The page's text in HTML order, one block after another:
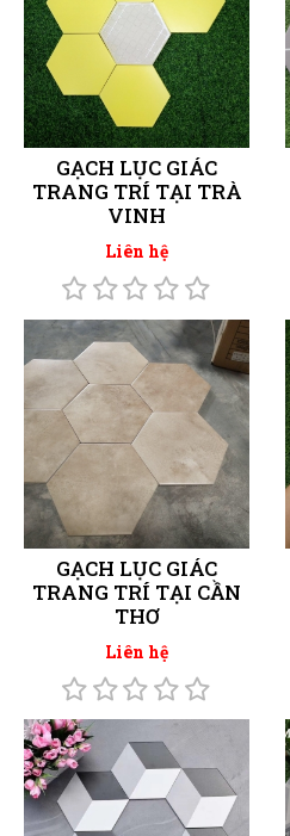
GẠCH LỤC GIÁC
TRANG TRÍ TẠI TRÀ
VINH
Liên hệ
GẠCH LỤC GIÁC
TRANG TRÍ TẠI CẦN
THƠ
Liên hệ